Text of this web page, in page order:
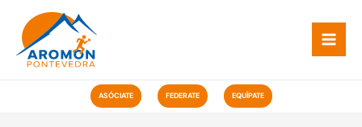
contido
ASÓCIATE FEDERATE EQUÍPATE